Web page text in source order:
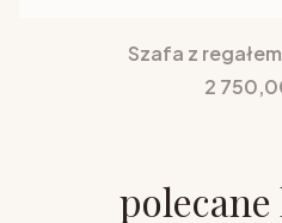
Szafa z
Cena
2